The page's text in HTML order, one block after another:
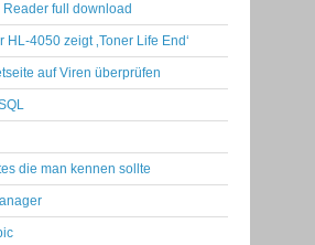
Reader full download
HL-4050 zeigt ‚Toner Life End‘
auf Viren überprüfen
die man kennen sollte